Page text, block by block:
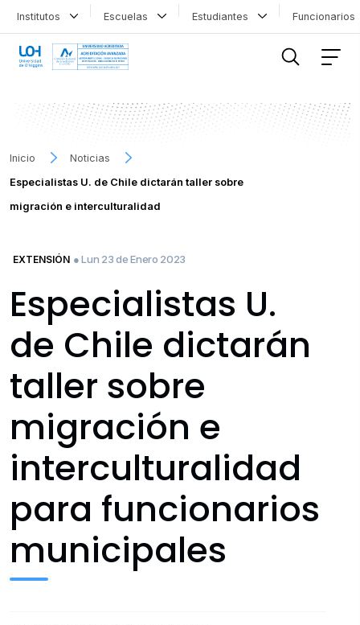
Institutos Escuelas Estudiantes
Inicio
Noticias
Especialistas U. de Chile dictarán taller sobre
migración e interculturalidad
EXTENSIÓN ● Lun 23 de Enero 2023
Especialistas U.
de Chile dictarán
taller sobre
migración e
interculturalidad
para funcionarios
municipales